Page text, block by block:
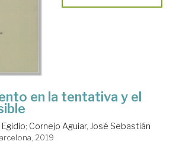
en la tentativa y el
; Cornejo Aguiar, José Sebastián
2019